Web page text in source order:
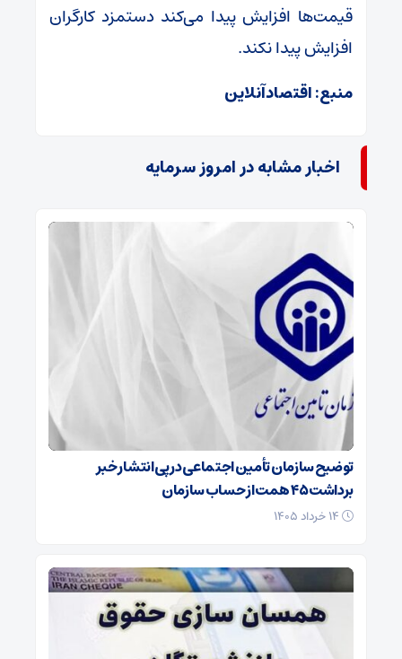
قیمت‌ها افزایش پیدا می‌کند دستمزد کارگران
افزایش پیدا نکند.
منبع: اقتصادآنلاین
اخبار مشابه در امروز سرمایه
توضیح سازمان تأمین اجتماعی در پی انتشار خبر
برداشت ۴۵ همت از حساب سازمان